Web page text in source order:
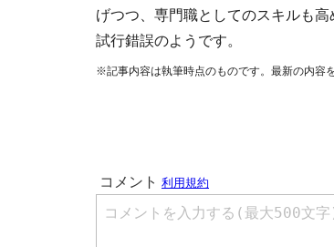
げつつ、専門職としてのスキルも
試行錯誤のようです。
※記事内容は執筆時点のものです。最新の内容